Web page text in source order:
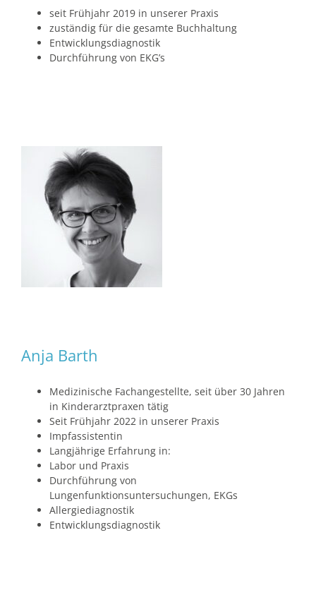
seit Frühjahr 2019 in unserer Praxis
zuständig für die gesamte Buchhaltung
Entwicklungsdiagnostik
Durchführung von EKG’s
Anja Barth
Medizinische Fachangestellte, seit über 30 Jahren
in Kinderarztpraxen tätig
Seit Frühjahr 2022 in unserer Praxis
Impfassistentin
Langjährige Erfahrung in:
Labor und Praxis
Durchführung von
Lungenfunktionsuntersuchungen, EKGs
Allergiediagnostik
Entwicklungsdiagnostik